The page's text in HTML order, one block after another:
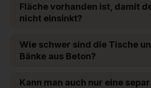
Fläche vorhanden ist, damit
nicht einsinkt?
Wie schwer sind die Tische
Bänke aus Beton?
Kann man auch nur eine